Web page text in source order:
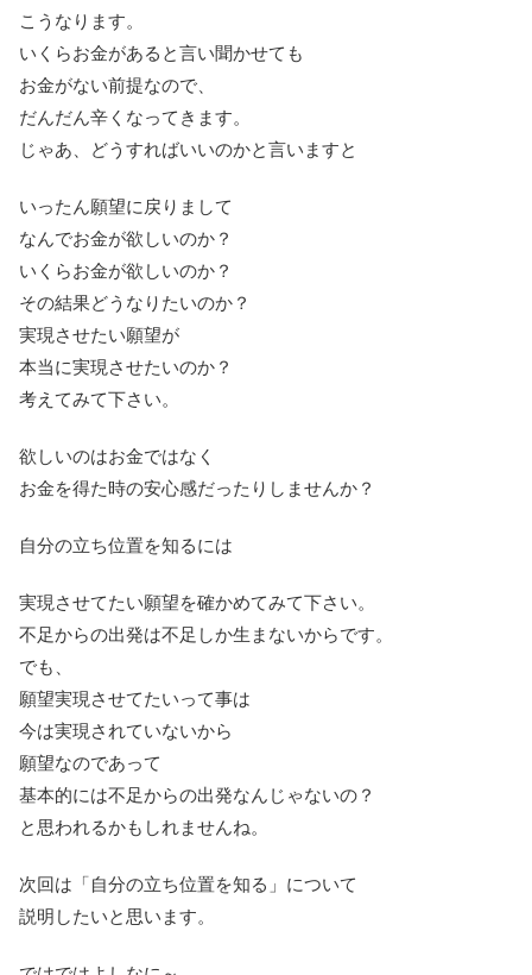
こうなります。
いくらお金があると言い聞かせても
お金がない前提なので、
だんだん辛くなってきます。
じゃあ、どうすればいいのかと言いますと
いったん願望に戻りまして
なんでお金が欲しいのか？
いくらお金が欲しいのか？
その結果どうなりたいのか？
実現させたい願望が
本当に実現させたいのか？
考えてみて下さい。
欲しいのはお金ではなく
お金を得た時の安心感だったりしませんか？
自分の立ち位置を知るには
実現させてたい願望を確かめてみて下さい。
不足からの出発は不足しか生まないからです。
でも、
願望実現させてたいって事は
今は実現されていないから
願望なのであって
基本的には不足からの出発なんじゃないの？
と思われるかもしれませんね。
次回は「自分の立ち位置を知る」について
説明したいと思います。